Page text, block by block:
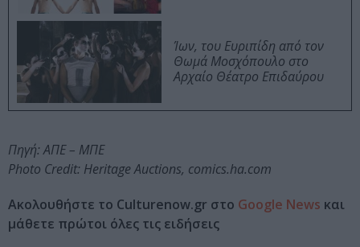
Ίων, του Ευριπίδη από τον
Θωμά Μοσχόπουλο στο
Αρχαίο Θέατρο Επιδαύρου
Πηγή: ΑΠΕ – ΜΠΕ
Photo Credit: Heritage Auctions, comics.ha.com
Ακολουθήστε το Culturenow.gr στο Google News και
μάθετε πρώτοι όλες τις ειδήσεις